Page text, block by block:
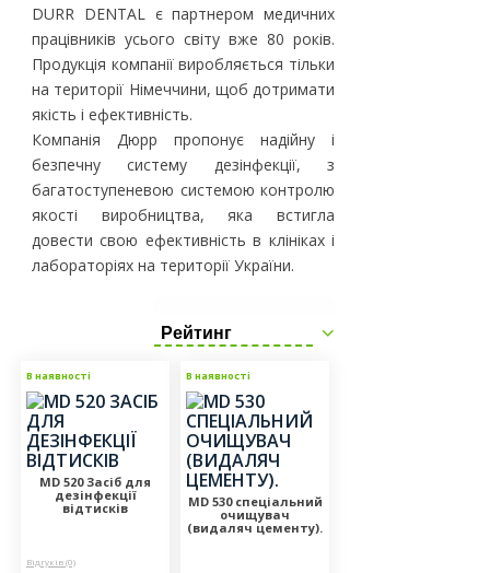
DURR DENTAL є партнером медичних
працівників усього світу вже 80 років.
Продукція компанії виробляється тільки
на території Німеччини, щоб дотримати
якість і ефективність.
Компанія Дюрр пропонує надійну і
безпечну систему дезінфекції, з
багатоступеневою системою контролю
якості виробництва, яка встигла
довести свою ефективність в клініках і
лабораторіях на території України.
Рейтинг
В наявності
MD 520 Засіб для
дезінфекції
відтисків
Відгуків (0)
В наявності
MD 530 спеціальний
очищувач
(видаляч цементу).